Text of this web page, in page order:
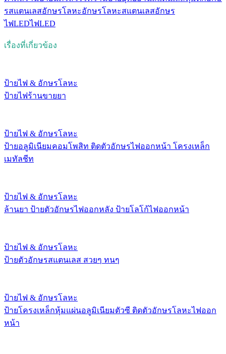
รสแตนเลสอักษรโลหะอักษรโลหะสแตนเลสอักษร
ไฟLEDไฟLED
เรื่องที่เกี่ยวข้อง
ป้ายไฟ & อักษรโลหะ
ป้ายไฟร้านขายยา
ป้ายไฟ & อักษรโลหะ
ป้ายอลูมิเนียมคอมโพสิท ติดตัวอักษรไฟออกหน้า โครงเหล็ก
เมทัลชีท
ป้ายไฟ & อักษรโลหะ
ล้านยา ป้ายตัวอักษรไฟออกหลัง ป้ายโลโก้ไฟออกหน้า
ป้ายไฟ & อักษรโลหะ
ป้ายตัวอักษรสแตนเลส สวยๆ ทนๆ
ป้ายไฟ & อักษรโลหะ
ป้ายโครงเหล็กหุ้มแผ่นอลูมิเนียมตัวซี ติดตัวอักษรโลหะไฟออก
หน้า